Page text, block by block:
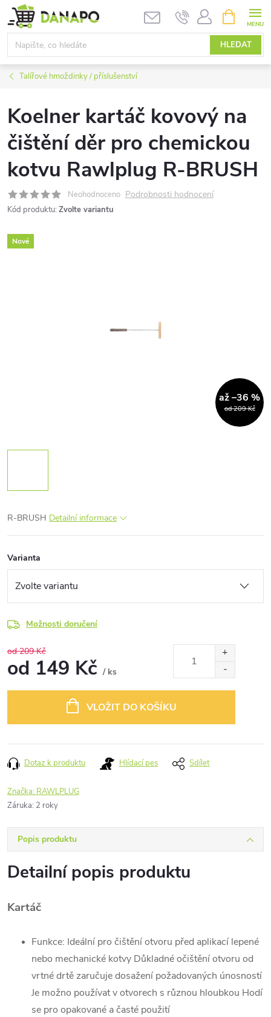
Přejít
na
obsah
HLEDAT
NÁKUPNÍ
KOŠÍK
Talířové hmoždinky / příslušenství
Koelner kartáč kovový na
čištění děr pro chemickou
kotvu Rawlplug R-BRUSH
Neohodnoceno Podrobnosti hodnocení
Kód produktu: Zvolte variantu
Nové
od 209 Kč
až –36 %
R-BRUSH Detailní informace
Varianta
Možnosti doručení
od 209 Kč
od 149 Kč / ks
VLOŽIT DO KOŠÍKU
Dotaz k produktu Hlídací pes Sdílet
Značka: RAWLPLUG
Záruka: 2 roky
Popis produktu
Detailní popis produktu
Kartáč
Funkce: Ideální pro čištění otvoru před aplikací lepené
nebo mechanické kotvy Důkladné očištění otvoru od
vrtné drtě zaručuje dosažení požadovaných únosností
Je možno používat v otvorech s různou hloubkou Hodí
se pro opakované a časté použití